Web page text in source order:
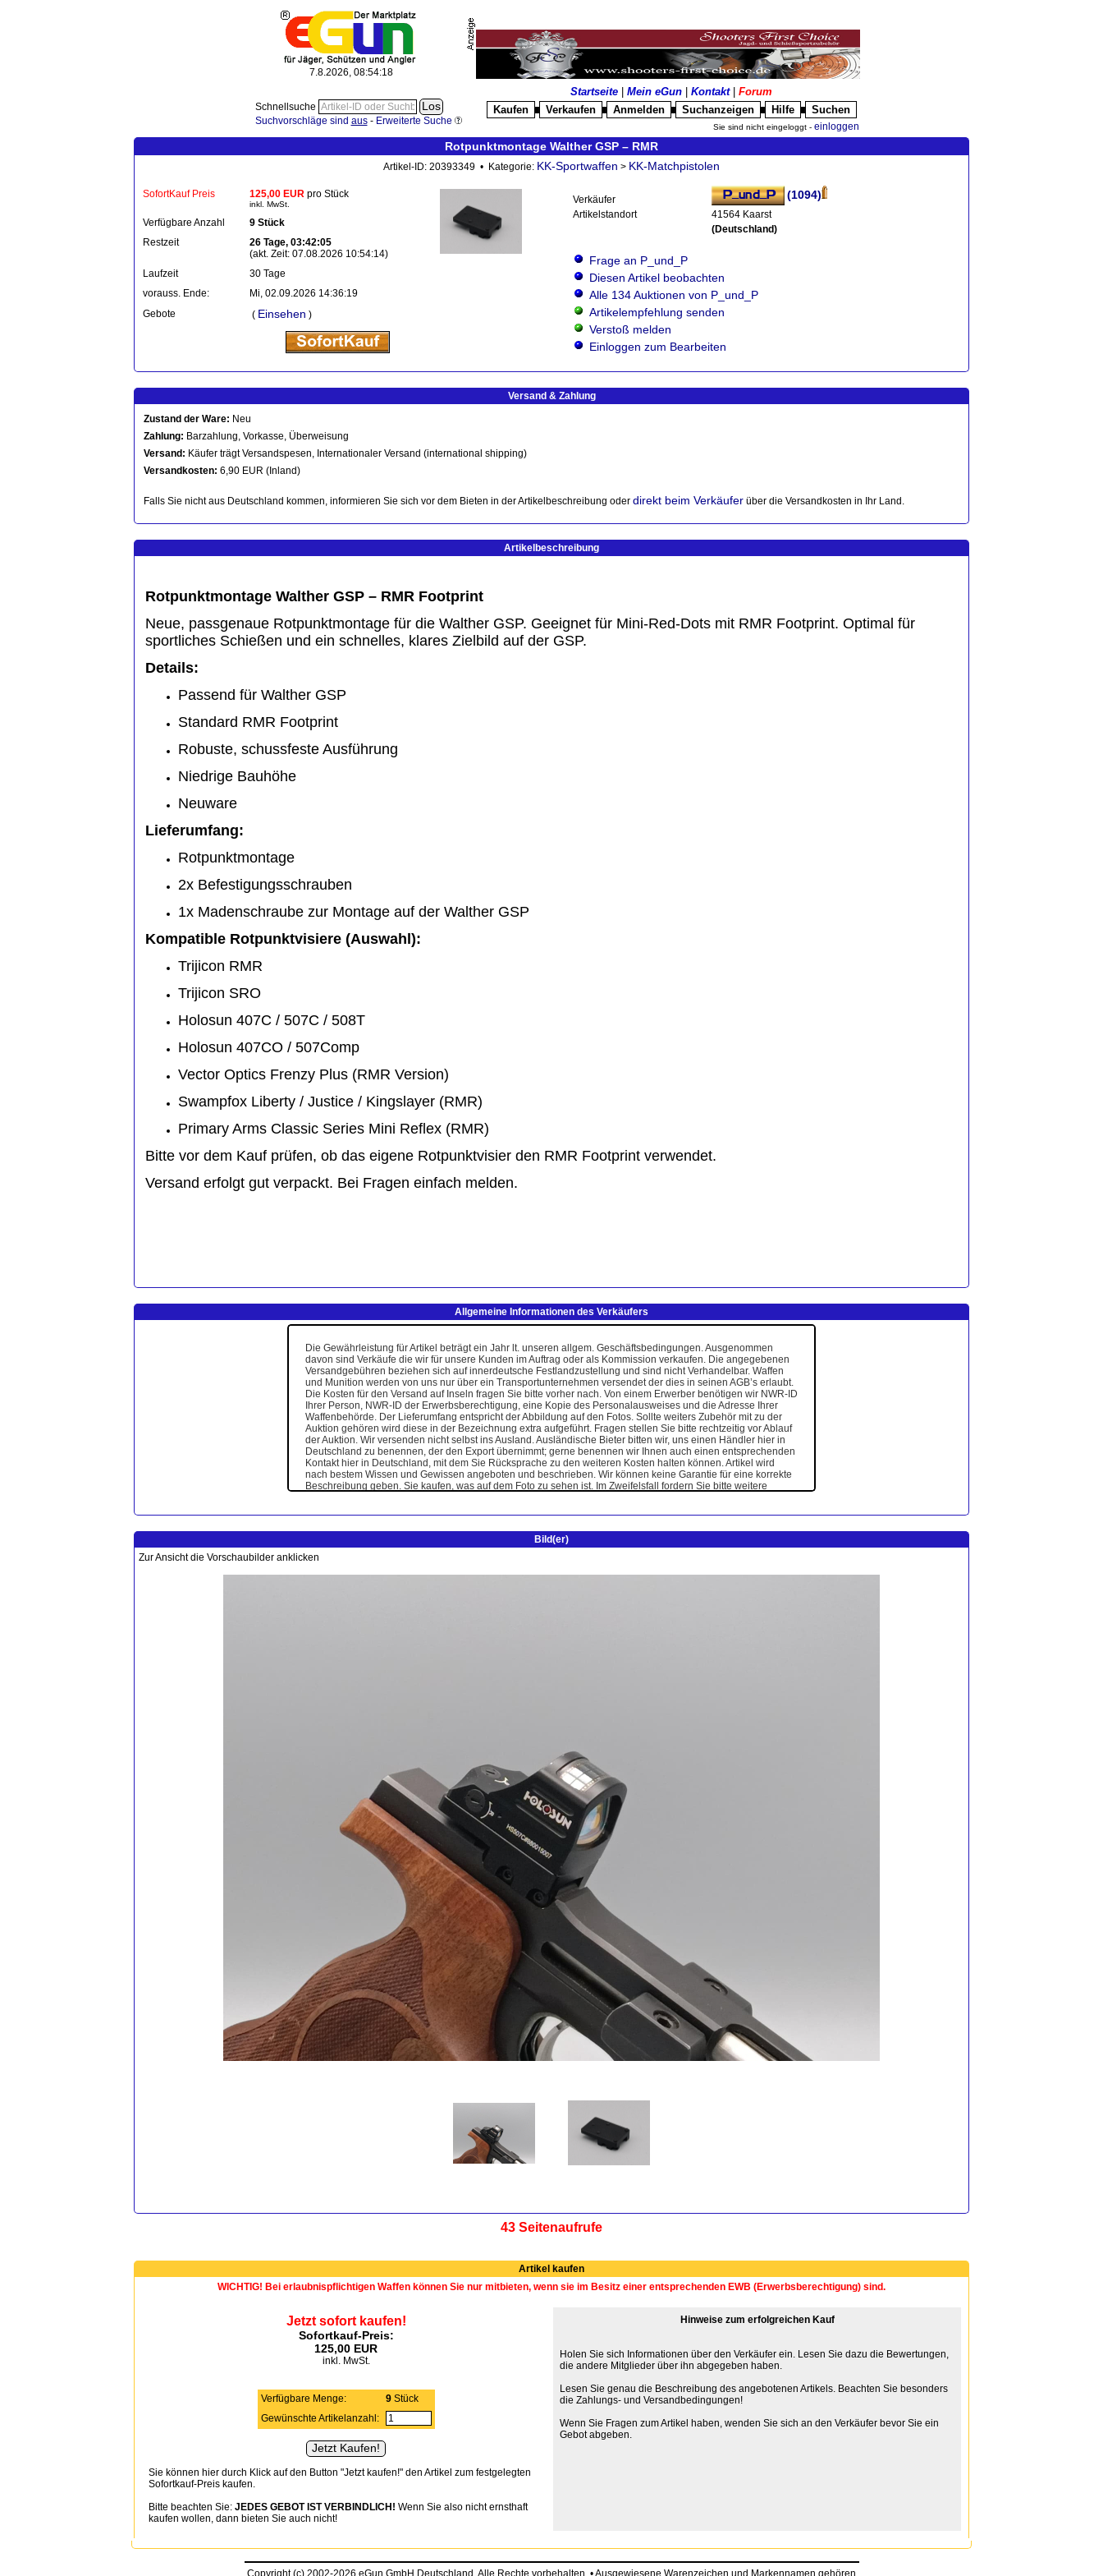
7.8.2026, 08:54:19
Schnellsuche
Suchvorschläge sind aus- Erweiterte Suche
Startseite Mein eGun Kontakt| Forum
Kaufen
Verkaufen Anmelden Suchanzeigen Hilfe Suchen
Sie sind nicht eingeloggt - einloggen
Rotpunktmontage Walther GSP – RMR
Artikel-ID: 20393349 • Kategorie: KK-Sportwaffen > KK-Matchpistolen
SofortKauf Preis 125,00 EUR pro Stück
inkl. MwSt.
Verfügbare Anzahl
9 Stück
Restzeit
26 Tage, 03:42:05
(akt. Zeit: 07.08.2026 10:54:14)
Laufzeit
30 Tage
vorauss. Ende:
Mi, 02.09.2026 14:36:19
Gebote
( Einsehen )
Verkäufer (1094)
Artikelstandort
41564 Kaarst
(Deutschland)
Frage an P_und_P
Diesen Artikel beobachten
Alle 134 Auktionen von P_und_P
Artikelempfehlung senden
Verstoß melden
Einloggen zum Bearbeiten
Versand & Zahlung
Zustand der Ware: Neu
Zahlung: Barzahlung, Vorkasse, Überweisung
Versand: Käufer trägt Versandspesen, Internationaler Versand (international shipping)
Versandkosten: 6,90 EUR (Inland)
Falls Sie nicht aus Deutschland kommen, informieren Sie sich vor dem Bieten in der Artikelbeschreibung oder direkt beim Verkäufer über die Versandkosten in Ihr Land.
Artikelbeschreibung
Rotpunktmontage Walther GSP – RMR Footprint
Neue, passgenaue Rotpunktmontage für die Walther GSP. Geeignet für Mini-Red-Dots mit RMR Footprint. Optimal für
sportliches Schießen und ein schnelles, klares Zielbild auf der GSP.
Details:
Passend für Walther GSP
Standard RMR Footprint
Robuste, schussfeste Ausführung
Niedrige Bauhöhe
Neuware
Lieferumfang:
Rotpunktmontage
2x Befestigungsschrauben
1x Madenschraube zur Montage auf der Walther GSP
Kompatible Rotpunktvisiere (Auswahl):
Trijicon RMR
Trijicon SRO
Holosun 407C / 507C / 508T
Holosun 407CO / 507Comp
Vector Optics Frenzy Plus (RMR Version)
Swampfox Liberty / Justice / Kingslayer (RMR)
Primary Arms Classic Series Mini Reflex (RMR)
Bitte vor dem Kauf prüfen, ob das eigene Rotpunktvisier den RMR Footprint verwendet.
Versand erfolgt gut verpackt. Bei Fragen einfach melden.
Allgemeine Informationen des Verkäufers
Bild(er)
Zur Ansicht die Vorschaubilder anklicken
43 Seitenaufrufe
Artikel kaufen
WICHTIG! Bei erlaubnispflichtigen Waffen können Sie nur mitbieten, wenn sie im Besitz einer entsprechenden EWB (Erwerbsberechtigung) sind.
Jetzt sofort kaufen!
Sofortkauf-Preis:
125,00 EUR
inkl. MwSt.
Verfügbare Menge: 9Stück
Gewünschte Artikelanzahl:
Sie können hier durch Klick auf den Button "Jetzt kaufen!" den Artikel zum festgelegten
Sofortkauf-Preis kaufen.
Bitte beachten Sie: JEDES GEBOT IST VERBINDLICH! Wenn Sie also nicht ernsthaft
kaufen wollen, dann bieten Sie auch nicht!
Hinweise zum erfolgreichen Kauf
Holen Sie sich Informationen über den Verkäufer ein. Lesen Sie dazu die Bewertungen,
die andere Mitglieder über ihn abgegeben haben.
Lesen Sie genau die Beschreibung des angebotenen Artikels. Beachten Sie besonders
die Zahlungs- und Versandbedingungen!
Wenn Sie Fragen zum Artikel haben, wenden Sie sich an den Verkäufer bevor Sie ein
Gebot abgeben.
Copyright (c) 2002-2026 eGun GmbH Deutschland. Alle Rechte vorbehalten. • Ausgewiesene Warenzeichen und Markennamen gehören